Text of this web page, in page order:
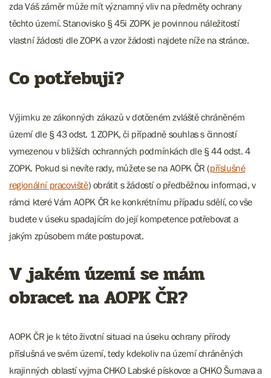
zda Váš záměr může mít významný vliv na předměty ochrany
těchto území. Stanovisko § 45i ZOPK je povinnou náležitostí
vlastní žádosti dle ZOPK a vzor žádosti najdete níže na stránce.
Co potřebuji?
Výjimku ze zákonných zákazů v dotčeném zvláště chráněném
území dle § 43 odst. 1 ZOPK, či případně souhlas s činností
vymezenou v bližších ochranných podmínkách dle § 44 odst. 4
ZOPK. Pokud si nevíte rady, můžete se na AOPK ČR (příslušné
regionální pracoviště) obrátit s žádostí o předběžnou informaci, v
rámci které Vám AOPK ČR ke konkrétnímu případu sdělí, co vše
budete v úseku spadajícím do její kompetence potřebovat a
jakým způsobem máte postupovat.
V jakém území se mám
obracet na AOPK ČR?
AOPK ČR je k této životní situaci na úseku ochrany přírody
příslušná ve svém území, tedy kdekoliv na území chráněných
krajinných oblastí vyjma CHKO Labské pískovce a CHKO Šumava a